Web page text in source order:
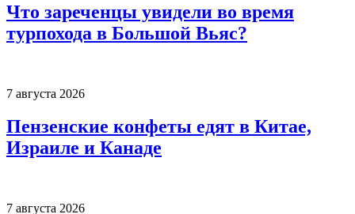
Что зареченцы увидели во время
турпохода в Большой Вьяс?
7 августа 2026
Пензенские конфеты едят в Китае,
Израиле и Канаде
7 августа 2026